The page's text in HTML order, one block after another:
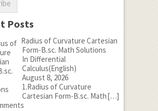
Posts
Radius of Curvature Cartesian
Form-B.sc. Math Solutions
In Differential
Calculus(English)
August 8, 2026
1.Radius of Curvature
Cartesian Form-B.sc. Math[…]